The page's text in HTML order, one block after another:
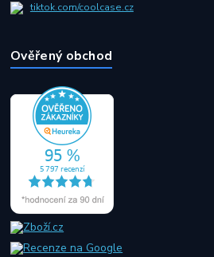
tiktok.com/coolcase.cz
Ověřený obchod